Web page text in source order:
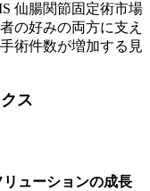
仙腸関節固定術市場
の好みの両方に支え
術件数が増加する見
ス
ューションの成長